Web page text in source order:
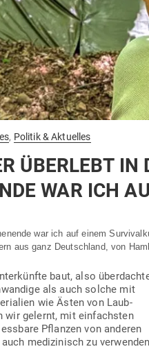
, Politik & Aktuelles
ÜBERLEBT
WAR ICH
war ich auf einem
aus ganz Deutschland, von
baut, also
als auch solche mit
wie Ästen von Laub­
wir gelernt, mit ein­fachsten
Pflanzen von anderen
medi­zi­nisch zu